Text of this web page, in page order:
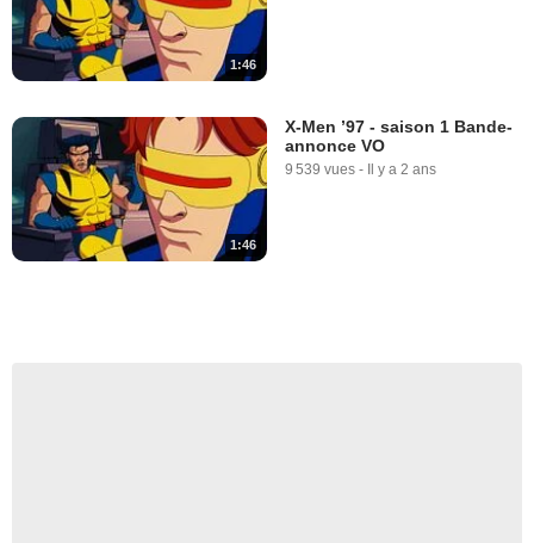
1:46
1:46
X-Men ’97 - saison 1 Bande-
annonce VO
9 539 vues - Il y a 2 ans